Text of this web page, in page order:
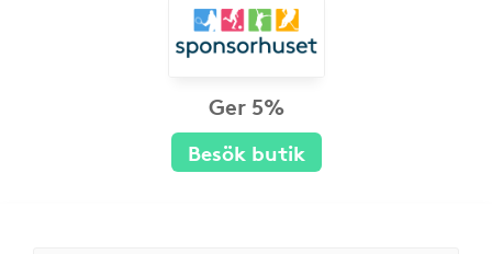
Ger 5%
Besök butik